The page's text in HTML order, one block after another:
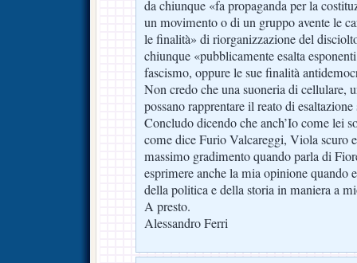
da chiunque «fa propaganda per la
un movimento o di un gruppo avente le
le finalità» di riorganizzazione del
chiunque «pubblicamente esalta
fascismo, oppure le sue finalità
Non credo che una suoneria di cellulare,
possano rapprentare il reato di
Concludo dicendo che anch’Io come lei
come dice Furio Valcareggi, Viola scuro
massimo gradimento quando parla di
esprimere anche la mia opinione quando
della politica e della storia in maniera a
A presto.
Alessandro Ferri